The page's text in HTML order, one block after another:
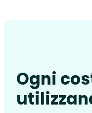
Ogni